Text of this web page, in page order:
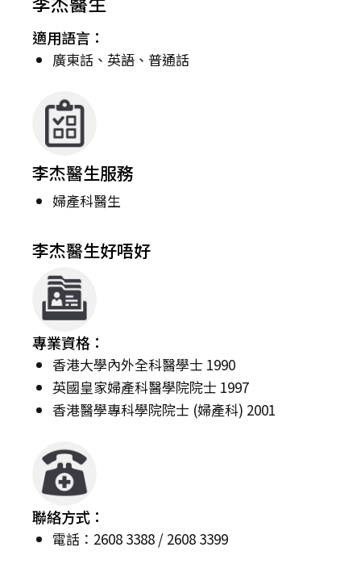
適用語言：
廣東話、英語、普通話
李杰醫生服務
婦產科醫生
李杰醫生好唔好
專業資格：
香港大學內外全科醫學士 1990
英國皇家婦產科醫學院院士 1997
香港醫學專科學院院士 (婦產科) 2001
聯絡方式：
電話：2608 3388 / 2608 3399